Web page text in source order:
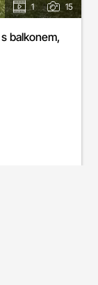
1 15
balkonem,